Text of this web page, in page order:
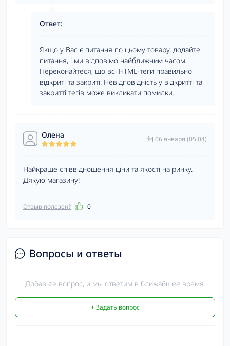
Ответ:
Якщо у Вас є питання по цьому товару, додайте
питання, і ми відповімо найближчим часом.
Переконайтеся, що всі HTML-теги правильно
відкриті та закриті. Невідповідність у відкритті та
закритті тегів може викликати помилки.
Олена 06 января (05:04)
Найкраще співвідношення ціни та якості на ринку.
Дякую магазину!
Отзыв полезен? 0
Вопросы и ответы
Добавьте вопрос, и мы ответим в ближайшее время.
+ Задать вопрос